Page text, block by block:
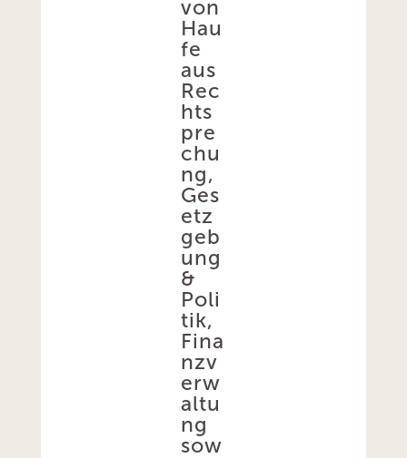
von
Hau
fe
aus
Rec
hts
pre
chu
ng,
Ges
etz
geb
ung
&
Poli
tik,
Fina
nzv
erw
altu
ng
sow